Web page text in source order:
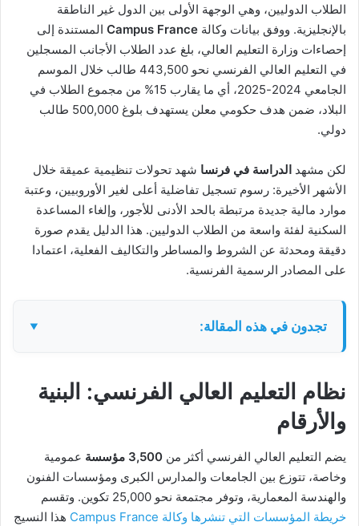
الطلاب الدوليين، وهي الوجهة الأولى بين الدول غير الناطقة
بالإنجليزية. ووفق بيانات وكالة Campus France المستندة إلى
إحصاءات وزارة التعليم العالي، بلغ عدد الطلاب الأجانب المسجلين
في التعليم العالي الفرنسي نحو 443,500 طالب خلال الموسم
الجامعي 2024-2025، أي ما يقارب 15% من مجموع الطلاب في
البلاد، ضمن هدف حكومي معلن يستهدف بلوغ 500,000 طالب
دولي.
لكن مشهد الدراسة في فرنسا شهد تحولات تنظيمية عميقة خلال
الأشهر الأخيرة: رسوم تسجيل تفاضلية أعلى لغير الأوروبيين، وعتبة
موارد مالية جديدة مرتبطة بالحد الأدنى للأجور، وإلغاء المساعدة
السكنية لفئة واسعة من الطلاب الدوليين. هذا الدليل يقدم صورة
دقيقة ومحدثة عن الشروط والمساطر والتكاليف الفعلية، اعتمادا
على المصادر الرسمية الفرنسية.
تجدون في هذه المقالة:
نظام التعليم العالي الفرنسي: البنية
والأرقام
يضم التعليم العالي الفرنسي أكثر من 3,500 مؤسسة
عمومية
وخاصة، تتوزع بين الجامعات والمدارس الكبرى ومؤسسات الفنون
والهندسة المعمارية، وتوفر مجتمعة نحو 25,000 تكوين. وتقسم
خريطة المؤسسات التي تنشرها وكالة Campus France
هذا النسيج